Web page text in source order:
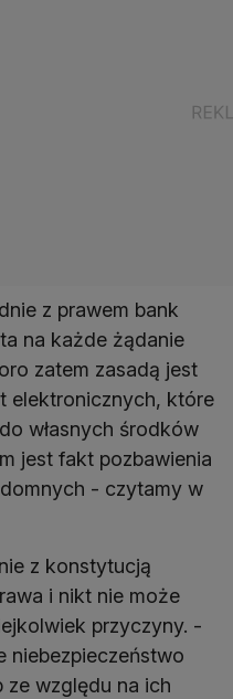
z prawem bank
na każde żądanie
zatem zasadą jest
elektronicznych, które
własnych środków
jest fakt pozbawienia
- czytamy w
z konstytucją
i nikt nie może
przyczyny. -
niebezpieczeństwo
względu na ich